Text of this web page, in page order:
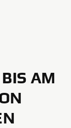
AM